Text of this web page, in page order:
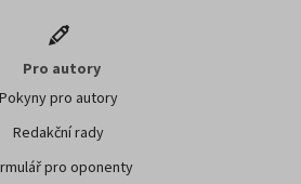
Pro autory
Pokyny pro autory
Redakční rady
pro oponenty